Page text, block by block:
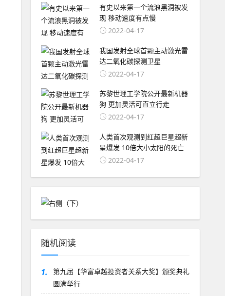
有史以来第一个流浪黑洞被发
现 移动速度有点慢
2022-04-17
我国发射全球首颗主动激光雷
达二氧化碳探测卫星
2022-04-17
苏黎世理工学院公开最新机器
狗 更加灵活可直立行走
2022-04-17
人类首次观测到红超巨星超新
星爆发 10倍大小太阳的死亡
2022-04-17
随机阅读
1.
第九届【华富卓越投资者关系大奖】颁奖典礼
圆满举行